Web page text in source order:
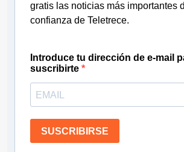
gratis las noticias más importantes
confianza de Teletrece.
Introduce tu dirección de e-mail
suscribirte
SUSCRIBIRSE